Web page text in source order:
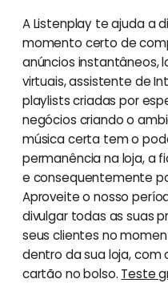
A Listenplay te ajuda a
momento certo de
anúncios instantâneos,
virtuais, assistente de
playlists criadas por
negócios criando o
música certa tem o
permanência na loja, a
e consequentemente
Aproveite o nosso
divulgar todas as suas
seus clientes no
dentro da sua loja, com
cartão no bolso. Teste